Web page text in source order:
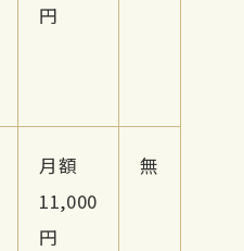
円
月額
11,000
円
無